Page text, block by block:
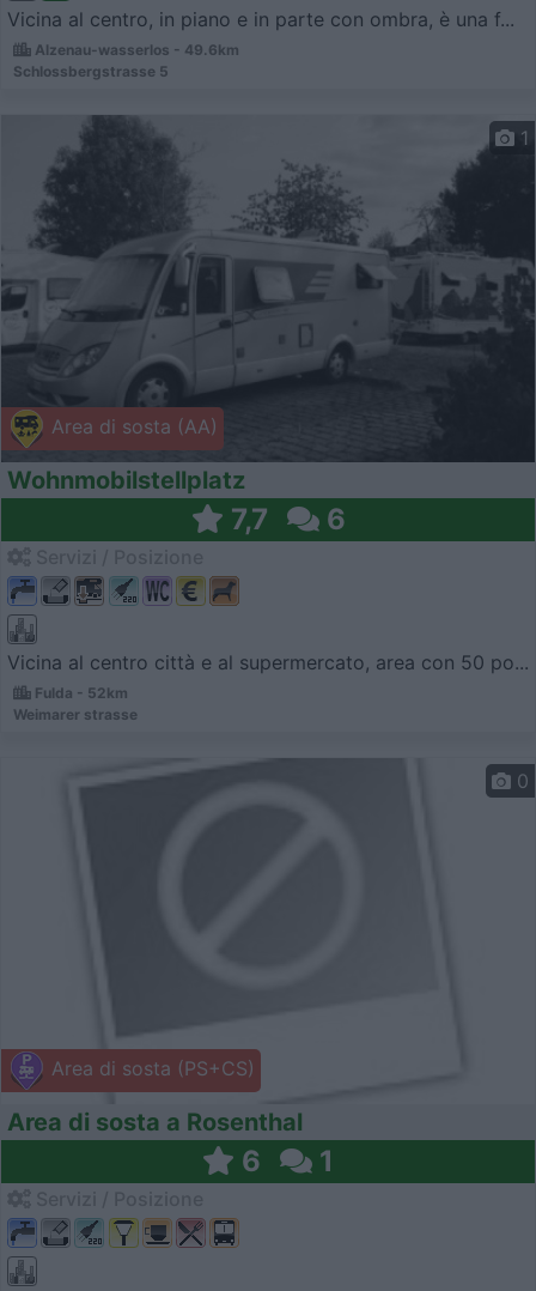
Vicina al centro, in piano e in parte con ombra, è una f...
Alzenau-wasserlos - 49.6km
Schlossbergstrasse 5
Area di sosta (AA)
1
Wohnmobilstellplatz
7,7 6
Vicina al centro città e al supermercato, area con 50 po...
Fulda - 52km
Weimarer strasse
Area di sosta (PS+CS)
0
Area di sosta a Rosenthal
6 1